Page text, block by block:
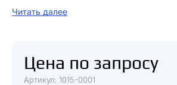
Высококачественная инструментальная
постоянного тока, целостности цепи,
питания.
Читать далее
Цена по запросу
Артикул: 1015-0001